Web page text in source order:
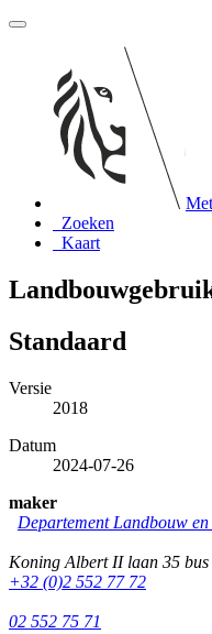
Zoeken
Kaart
Standaard
Versie
2018
Datum
2024-07-26
maker
Departement Landbouw
Koning Albert II laan 35
+32 (0)2 552 77 72
02 552 75 71